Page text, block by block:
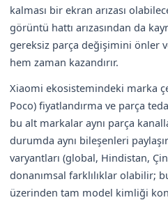
kalması bir ekran arızası
görüntü hattı arızasından da
gereksiz parça değişimini önler
hem zaman kazandırır.
Xiaomi ekosistemindeki marka
Poco) fiyatlandırma ve parça
bu alt markalar aynı parça
durumda aynı bileşenleri
varyantları (global, Hindistan,
donanımsal farklılıklar olabilir;
üzerinden tam model kimliği